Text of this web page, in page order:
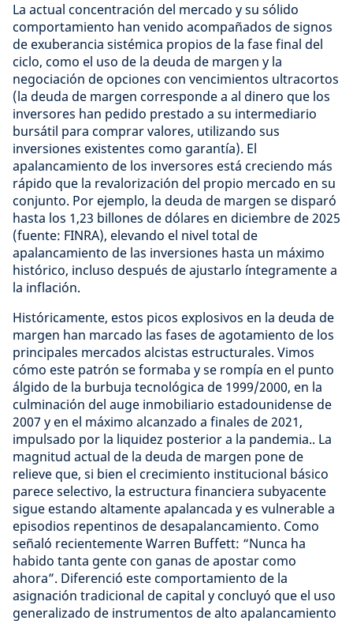
La actual concentración del mercado y su sólido
comportamiento han venido acompañados de signos
de exuberancia sistémica propios de la fase final del
ciclo, como el uso de la deuda de margen y la
negociación de opciones con vencimientos ultracortos
(la deuda de margen corresponde a al dinero que los
inversores han pedido prestado a su intermediario
bursátil para comprar valores, utilizando sus
inversiones existentes como garantía). El
apalancamiento de los inversores está creciendo más
rápido que la revalorización del propio mercado en su
conjunto. Por ejemplo, la deuda de margen se disparó
hasta los 1,23 billones de dólares en diciembre de 2025
(fuente: FINRA), elevando el nivel total de
apalancamiento de las inversiones hasta un máximo
histórico, incluso después de ajustarlo íntegramente a
la inflación.
Históricamente, estos picos explosivos en la deuda de
margen han marcado las fases de agotamiento de los
principales mercados alcistas estructurales. Vimos
cómo este patrón se formaba y se rompía en el punto
álgido de la burbuja tecnológica de 1999/2000, en la
culminación del auge inmobiliario estadounidense de
2007 y en el máximo alcanzado a finales de 2021,
impulsado por la liquidez posterior a la pandemia.. La
magnitud actual de la deuda de margen pone de
relieve que, si bien el crecimiento institucional básico
parece selectivo, la estructura financiera subyacente
sigue estando altamente apalancada y es vulnerable a
episodios repentinos de desapalancamiento. Como
señaló recientemente Warren Buffett: “Nunca ha
habido tanta gente con ganas de apostar como
ahora”. Diferenció este comportamiento de la
asignación tradicional de capital y concluyó que el uso
generalizado de instrumentos de alto apalancamiento